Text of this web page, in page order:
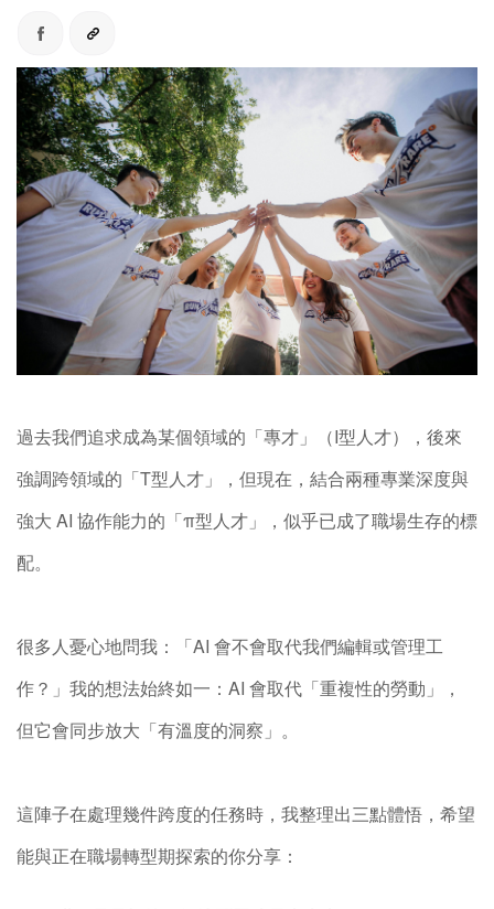
過去我們追求成為某個領域的「專才」（I型人才），後來
強調跨領域的「T型人才」，但現在，結合兩種專業深度與
強大 AI 協作能力的「π型人才」，似乎已成了職場生存的標
配。
很多人憂心地問我：「AI 會不會取代我們編輯或管理工
作？」我的想法始終如一： AI 會取代「重複性的勞動」，
但它會同步放大「有溫度的洞察」。
這陣子在處理幾件跨度的任務時，我整理出三點體悟，希望
能與正在職場轉型期探索的你分享：